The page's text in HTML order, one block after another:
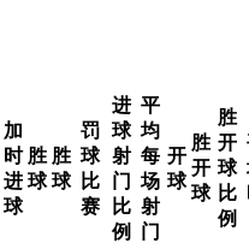
加
时
进
球
胜
球
胜
球
罚
球
比
赛
进
球
射
门
比
例
平
均
每
场
射
门
开
球
胜
开
球
胜
开
球
比
例